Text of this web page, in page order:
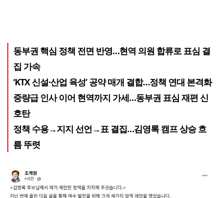
동부권 핵심 정책 전면 반영…현역 의원 합류로 표심 결
집 가속
‘KTX 신설·산업 육성’ 공약 매개 결합…정책 연대 본격화
중량급 인사 이어 현역까지 가세…동부권 표심 재편 신
호탄
정책 수용→지지 선언→표 결집…김영록 캠프 상승 흐
름 뚜렷